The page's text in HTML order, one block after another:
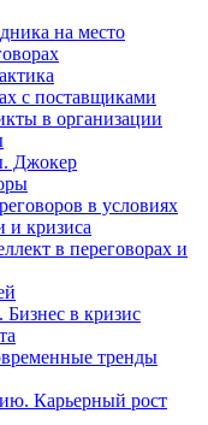
на место
с поставщиками
в организации
Джокер
в условиях
и кризиса
в переговорах и
в кризис
тренды
Карьерный рост